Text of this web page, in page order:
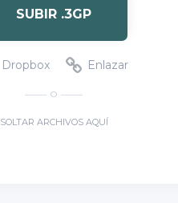
SUBIR .3GP
Dropbox Enlazar
O
SOLTAR ARCHIVOS AQUÍ